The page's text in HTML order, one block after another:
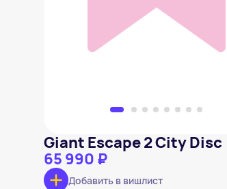
Добавить в вишлист
Giant Escape 2 City Disc
65 990 ₽
Добавить в вишлист